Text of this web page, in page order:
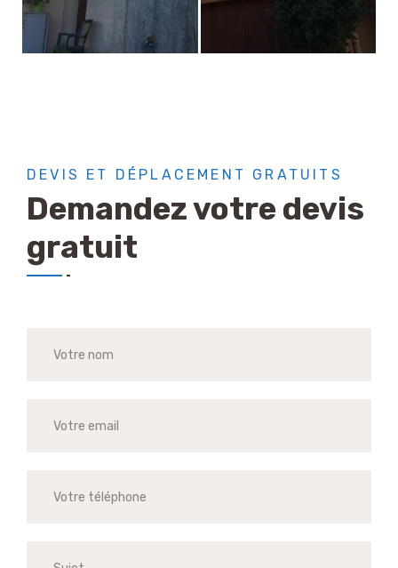
DEVIS ET DÉPLACEMENT GRATUITS
Demandez votre devis
gratuit